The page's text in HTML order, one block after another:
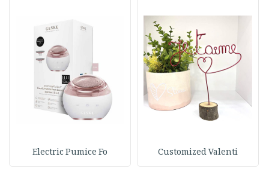
Customized Valenti
Electric Pumice Fo